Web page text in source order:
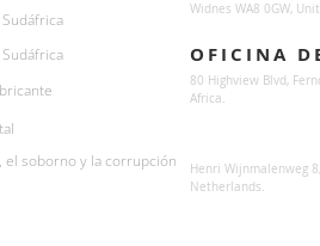
el soborno y la corrupción
Widnes WA8 0GW,
OFICINA
80 Highview Blvd,
Africa.
Henri Wijnmalenweg
Netherlands.